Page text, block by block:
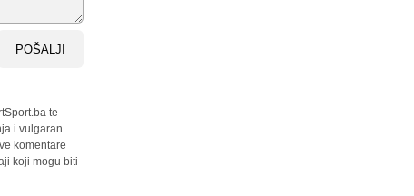
POŠALJI
te
i vulgaran
komentare
koji mogu biti